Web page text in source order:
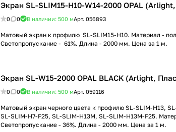
Экран SL-SLIM15-H10-W14-2000 OPAL
0 0 В наличии: 500 мАрт. 056893
Матовый экран к профилю SL-SLIM15-H10. Материал -
Светопропускание - 61%. Длина - 2000 мм. Цена за 1 м.
Экран SL-W15-2000 OPAL BLACK (Arlight,
0 0 В наличии: 500 мАрт. 059116
Матовый экран черного цвета к профилю SL-SLIM-H13,
SL-SLIM-H7-F25, SL-SLIM-H13M, SL-SLIM-H13M-F25.
Светопропускание - 36%. Длина - 2000 мм. Цена за 1 м.